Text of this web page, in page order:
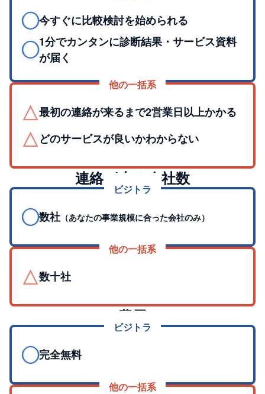
◯今すぐに比較検討を始められる
◯1分でカンタンに診断結果・サービス資料
が届く
他の一括系
△最初の連絡が来るまで2営業日以上かかる
△どのサービスが良いかわからない
連絡が来る会社数
ビジトラ
◯数社 （あなたの事業規模に合った会社のみ）
他の一括系
△数十社
費用
ビジトラ
◯完全無料
他の一括系